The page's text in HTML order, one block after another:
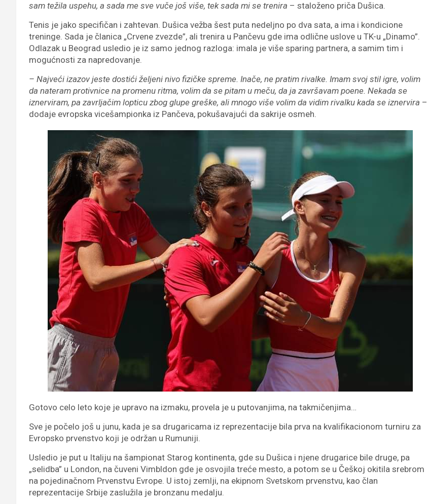
sam težila uspehu, a sada me sve vuče još više, tek sada mi se trenira – staloženo priča Dušica.
Tenis je jako specifičan i zahtevan. Dušica vežba šest puta nedeljno po dva sata, a ima i kondicione
treninge. Sada je članica „Crvene zvezde”, ali trenira u Pančevu gde ima odlične uslove u TK-u „Dinamo”.
Odlazak u Beograd usledio je iz samo jednog razloga: imala je više sparing partnera, a samim tim i
mogućnosti za napredovanje.
– Najveći izazov jeste dostići željeni nivo fizičke spreme. Inače, ne pratim rivalke. Imam svoj stil igre, volim
da nateram protivnice na promenu ritma, volim da se pitam u meču, da ja završavam poene. Nekada se
iznerviram, pa zavrljačim lopticu zbog glupe greške, ali mnogo više volim da vidim rivalku kada se iznervira –
dodaje evropska vicešampionka iz Pančeva, pokušavajući da sakrije osmeh.
Gotovo celo leto koje je upravo na izmaku, provela je u putovanjima, na takmičenjima…
Sve je počelo još u junu, kada je sa drugaricama iz reprezentacije bila prva na kvalifikacionom turniru za
Evropsko prvenstvo koji je održan u Rumuniji.
Usledio je put u Italiju na šampionat Starog kontinenta, gde su Dušica i njene drugarice bile druge, pa
„selidba” u London, na čuveni Vimbldon gde je osvojila treće mesto, a potom se u Češkoj okitila srebrom
na pojedinačnom Prvenstvu Evrope. U istoj zemlji, na ekipnom Svetskom prvenstvu, kao član
reprezentacije Srbije zaslužila je bronzanu medalju.